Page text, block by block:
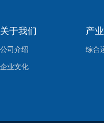
关于我们
公司介绍
企业文化
产
综合